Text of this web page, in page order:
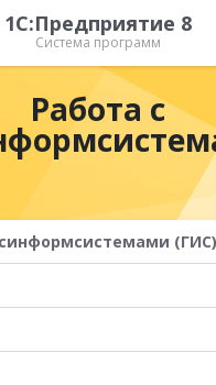
1С:Предприятие 8
Система программ
Работа с
(ГИС)